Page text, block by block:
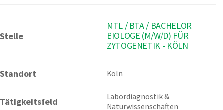
Stelle
MTL / BTA / BACHELOR
BIOLOGE (M/W/D) FÜR
ZYTOGENETIK - KÖLN
Standort Köln
Tätigkeitsfeld
Labordiagnostik &
Naturwissenschaften